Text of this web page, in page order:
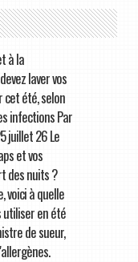
à la
laver vos
cet été, selon
infections Par
juillet 26 Le
et vos
des nuits ?
voici à quelle
utiliser en été
de sueur,